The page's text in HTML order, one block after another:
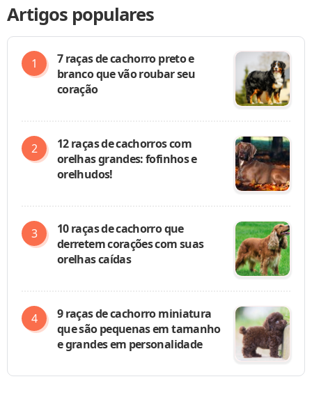
Artigos populares
7 raças de cachorro preto e
branco que vão roubar seu
coração
12 raças de cachorros com
orelhas grandes: fofinhos e
orelhudos!
10 raças de cachorro que
derretem corações com suas
orelhas caídas
9 raças de cachorro miniatura
que são pequenas em tamanho
e grandes em personalidade